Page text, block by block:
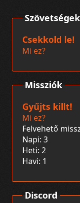
Discord
Missziók
Gyűjts killt!
Mi ez?
Felvehető
Napi: 3
Heti: 2
Havi: 1
Szövetségek
Csekkold le!
Mi ez?